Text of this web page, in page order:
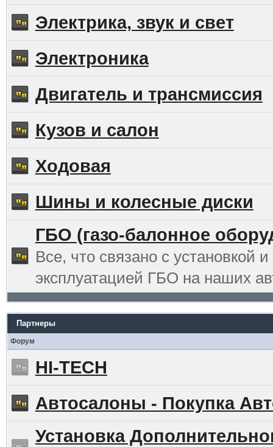
Электрика, звук и свет
Электроника
Двигатель и трансмиссия
Кузов и салон
Ходовая
Шины и колесные диски
ГБО (газо-балонное
Все, что связано с установкой и
эксплуатацией ГБО на наших
Партнеры
Форум
HI-TECH
Автосалоны - Покупка
Установка